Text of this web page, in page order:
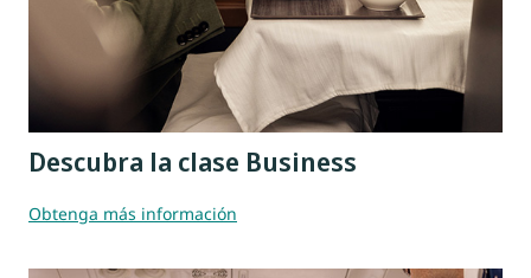
Descubra la clase Business
Obtenga más información